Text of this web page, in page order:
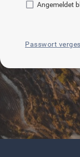
Angemeldet
Passwort